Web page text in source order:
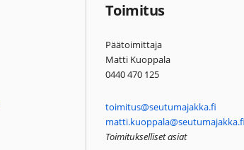
Toimitus
Päätoimittaja
Matti Kuoppala
0440 470 125
toimitus@seutumajakka.fi
matti.kuoppala@seutumajakka.fi
Toimitukselliset asiat